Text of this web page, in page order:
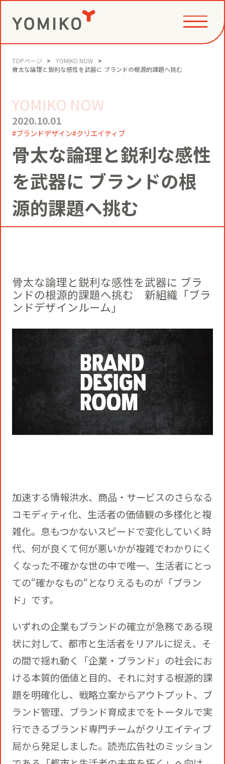
PHILOSOPHY
GAME CHANGE PARTNER
VI
YOMIKOグループ ビジョン・パーパ
ス・バリューズ
VALUE CREATION
コミュニティクリエイション®
事例
コミュニティクリエイションの仕掛け
NEWS
ニュースリリース
博報堂ＤＹグループトピックス
SERVICE
インストアコンサルティング
ビジネスデベロップメント
マーケティング
クリエイティブ
メディアビジネス
PR
トップメッセージ
方針
推進体制
環境
CSR
COMPANY
社長メッセージ
会社概要
当社の歩み
本社・支社アクセス
グループ会社
RECRUIT
新卒採用
通年採用
障がい者採用
トップへ
TOPページ
YOMIKO NOW
骨太な論理と鋭利な感性を武器に ブランドの根源的課題へ挑む
YOMIKO NOW
2020.10.01
ブランドデザイン クリエイティブ
骨太な論理と鋭利な感性
を武器に ブランドの根
源的課題へ挑む
骨太な論理と鋭利な感性を武器に ブラ
ンドの根源的課題へ挑む 新組織「ブラ
ンドデザインルーム」
加速する情報洪水、商品・サービスのさらなる
コモディティ化、生活者の価値観の多様化と複
雑化。息もつかないスピードで変化していく時
代、何が良くて何が悪いかが複雑でわかりにく
くなった不確かな世の中で唯一、生活者にとっ
ての“確かなもの“となりえるものが「ブラン
ド」です。
いずれの企業もブランドの確立が急務である現
状に対して、都市と生活者をリアルに捉え、そ
の間で揺れ動く「企業・ブランド」の社会にお
ける本質的価値と目的、それに対する根源的課
題を明確化し、戦略立案からアウトプット、ブ
ランド管理、ブランド育成までをトータルで実
行できるブランド専門チームがクリエイティブ
局から発足しました。読売広告社のミッション